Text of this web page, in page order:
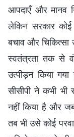
आपदाएँ और मानव
लेकिन सरकार कोई
बचाव और चिकित्सा
स्वतंत्रता तक से
उत्पीड़न किया
सीसीपी ने कभी भी
नहीं किया है और
तब भी उसे कोई